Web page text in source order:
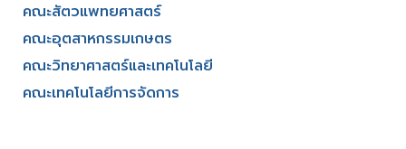
คณะสัตวแพทยศาสตร์
คณะอุตสาหกรรมเกษตร
คณะวิทยาศาสตร์และเทคโนโลยี
คณะเทคโนโลยีการจัดการ